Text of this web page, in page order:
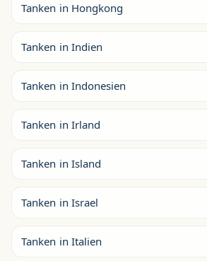
Tanken in Hongkong
Tanken in Indien
Tanken in Indonesien
Tanken in Irland
Tanken in Island
Tanken in Israel
Tanken in Italien